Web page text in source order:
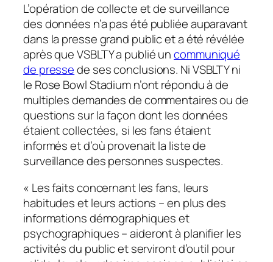
L’opération de collecte et de surveillance
des données n’a pas été publiée auparavant
dans la presse grand public et a été révélée
après que VSBLTY a publié uncommuniqué
de pressede ses conclusions. Ni VSBLTY ni
le Rose Bowl Stadium n’ont répondu à de
multiples demandes de commentaires ou de
questions sur la façon dont les données
étaient collectées, si les fans étaient
informés et d’où provenait la liste de
surveillance des personnes suspectes.
« Les faits concernant les fans, leurs
habitudes et leurs actions – en plus des
informations démographiques et
psychographiques – aideront à planifier les
activités du public et serviront d’outil pour